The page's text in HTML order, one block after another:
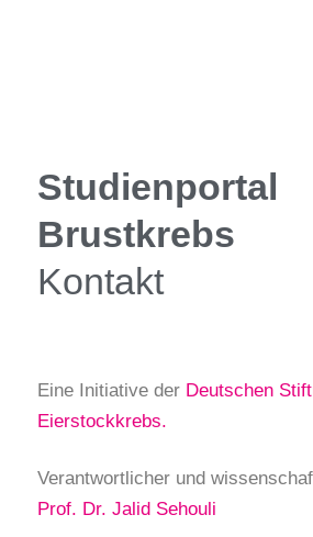
Studienportal
Brustkrebs
Kontakt
Eine Initiative der Deutschen
Eierstockkrebs.
Verantwortlicher und
Prof. Dr. Jalid Sehouli